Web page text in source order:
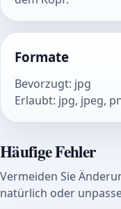
Formate
Bevorzugt: jpg
Erlaubt: jpg, jpeg,
Häufige Fehler
Vermeiden Sie
natürlich oder